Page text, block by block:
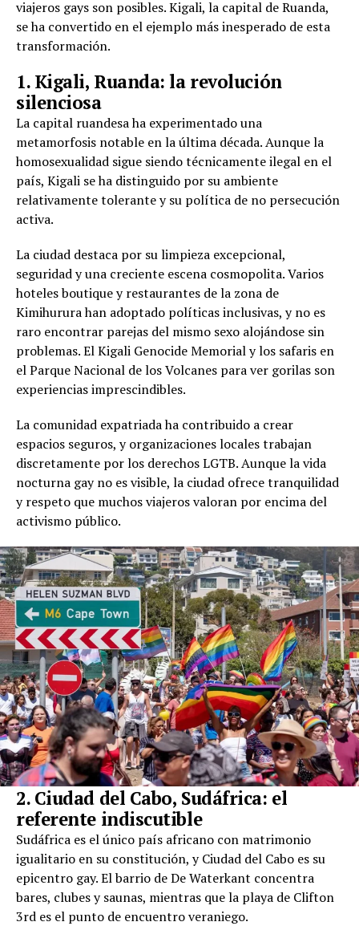
viajeros gays son posibles. Kigali, la capital de Ruanda,
se ha convertido en el ejemplo más inesperado de esta
transformación.
1. Kigali, Ruanda: la revolución
silenciosa
La capital ruandesa ha experimentado una
metamorfosis notable en la última década. Aunque la
homosexualidad sigue siendo técnicamente ilegal en el
país, Kigali se ha distinguido por su ambiente
relativamente tolerante y su política de no persecución
activa.
La ciudad destaca por su limpieza excepcional,
seguridad y una creciente escena cosmopolita. Varios
hoteles boutique y restaurantes de la zona de
Kimihurura han adoptado políticas inclusivas, y no es
raro encontrar parejas del mismo sexo alojándose sin
problemas. El Kigali Genocide Memorial y los safaris en
el Parque Nacional de los Volcanes para ver gorilas son
experiencias imprescindibles.
La comunidad expatriada ha contribuido a crear
espacios seguros, y organizaciones locales trabajan
discretamente por los derechos LGTB. Aunque la vida
nocturna gay no es visible, la ciudad ofrece tranquilidad
y respeto que muchos viajeros valoran por encima del
activismo público.
2. Ciudad del Cabo, Sudáfrica: el
referente indiscutible
Sudáfrica es el único país africano con matrimonio
igualitario en su constitución, y Ciudad del Cabo es su
epicentro gay. El barrio de De Waterkant concentra
bares, clubes y saunas, mientras que la playa de Clifton
3rd es el punto de encuentro veraniego.